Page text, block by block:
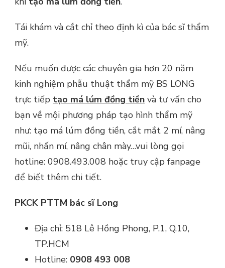
Tái khám và cắt chỉ theo định kì của bác sĩ thẩm
mỹ.
Nếu muốn được các chuyên gia hơn 20 năm
kinh nghiệm phẫu thuật thẩm mỹ BS LONG
trực tiếp tạo má lúm đồng tiền và tư vấn cho
bạn về mội phương pháp tạo hình thẩm mỹ
như: tạo má lúm đồng tiền, cắt mắt 2 mí, nâng
mũi, nhấn mí, nâng chân mày…vui lòng gọi
hotline: 0908.493.008 hoặc truy cập fanpage
để biết thêm chi tiết.
PKCK PTTM bác sĩ Long
Địa chỉ: 518 Lê Hồng Phong, P.1, Q.10,
TP.HCM
Hotline: 0908 493 008